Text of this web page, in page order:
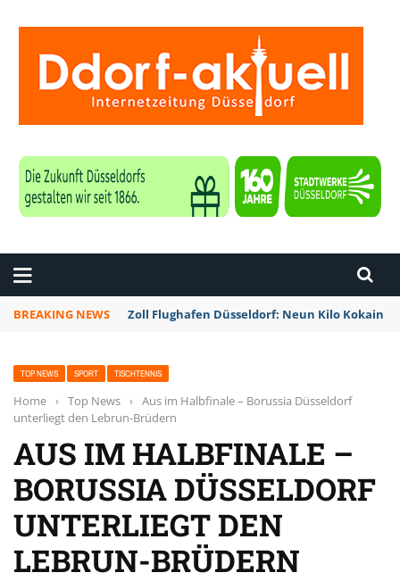
BREAKING NEWS Zoll Flughafen Düsseldorf: Neun Kilo Kokain
TOP NEWS SPORT TISCHTENNIS
Home › Top News › Aus im Halbfinale – Borussia Düsseldorf
unterliegt den Lebrun-Brüdern
AUS IM HALBFINALE –
BORUSSIA DÜSSELDORF
UNTERLIEGT DEN
LEBRUN-BRÜDERN